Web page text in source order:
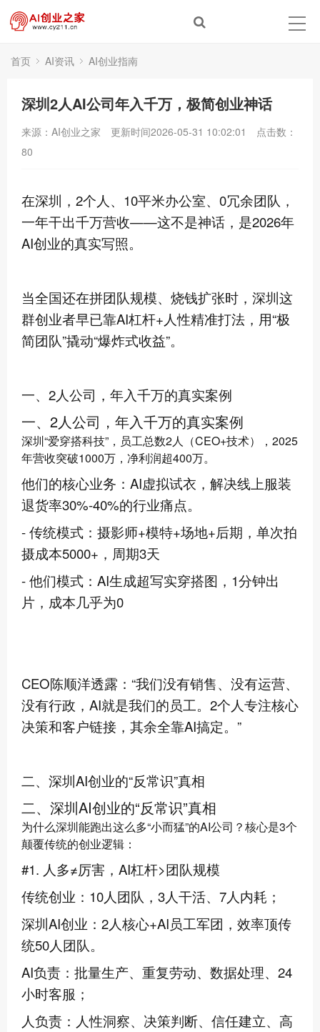
首页 AI资讯 AI创业指南
深圳2人AI公司年入千万，极简创业神话
来源：AI创业之家 更新时间2026-05-31 10:02:01
点击数：
80
在深圳，2个人、10平米办公室、0冗余团队，
一年干出千万营收——这不是神话，是2026年
AI创业的真实写照。
当全国还在拼团队规模、烧钱扩张时，深圳这
群创业者早已靠AI杠杆+人性精准打法，用“极
简团队”撬动“爆炸式收益”。
一、2人公司，年入千万的真实案例
一、2人公司，年入千万的真实案例
深圳“爱穿搭科技”，员工总数2人（CEO+技术），2025
年营收突破1000万，净利润超400万。
他们的核心业务：AI虚拟试衣，解决线上服装
退货率30%-40%的行业痛点。
- 传统模式：摄影师+模特+场地+后期，单次拍
摄成本5000+，周期3天
- 他们模式：AI生成超写实穿搭图，1分钟出
片，成本几乎为0
CEO陈顺洋透露：“我们没有销售、没有运营、
没有行政，AI就是我们的员工。2个人专注核心
决策和客户链接，其余全靠AI搞定。”
二、深圳AI创业的“反常识”真相
二、深圳AI创业的“反常识”真相
为什么深圳能跑出这么多“小而猛”的AI公司？核心是3个
颠覆传统的创业逻辑：
#1. 人多≠厉害，AI杠杆>团队规模
传统创业：10人团队，3人干活、7人内耗；
深圳AI创业：2人核心+AI员工军团，效率顶传
统50人团队。
AI负责：批量生产、重复劳动、数据处理、24
小时客服；
人负责：人性洞察、决策判断、信任建立、高